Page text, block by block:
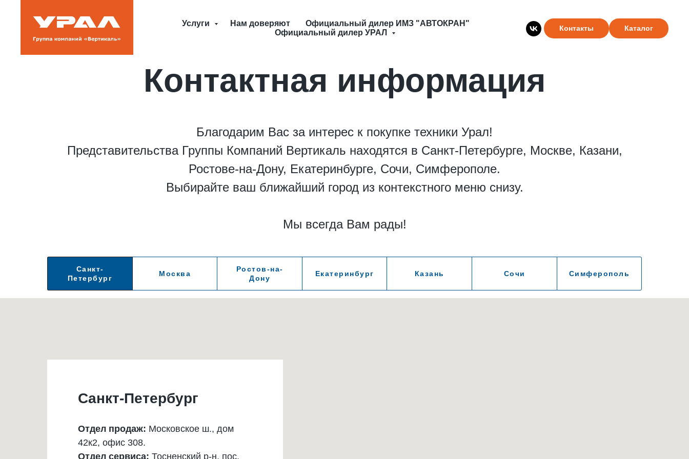
Услуги Нам доверяют
Официальный дилер ИМЗ "АВТОКРАН"
Официальный дилер УРАЛ
Контакты Каталог
Контактная информация
Благодарим Вас за интерес к покупке техники Урал!
Представительства Группы Компаний Вертикаль находятся в Санкт-Петербурге, Москве, Казани,
Ростове-на-Дону, Екатеринбурге, Сочи, Симферополе.
Выбирайте ваш ближайший город из контекстного меню снизу.
Мы всегда Вам рады!
Санкт-
Петербург
Москва
Ростов-на-
Дону
Екатеринбург Казань Сочи Симферополь
Санкт-Петербург
Отдел продаж: Московское ш., дом
42к2, офис 308.
Отдел сервиса: Тосненский р-н, пос.